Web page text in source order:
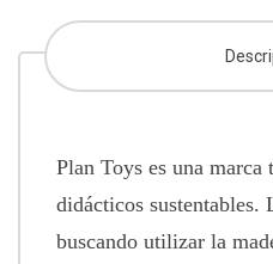
Plan Toys es una marca
didácticos sustentables.
buscando utilizar la